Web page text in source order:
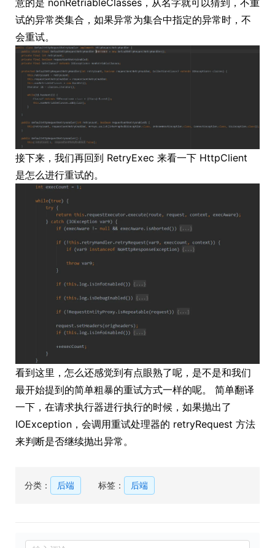
试的异常类集合，如果异常为集合中指定的异常时，不
会重试。
接下来，我们再回到 RetryExec 来看一下 HttpClient
是怎么进行重试的。
看到这里，怎么还感觉到有点眼熟了呢，是不是和我们
最开始提到的简单粗暴的重试方式一样的呢。 简单翻译
一下，在请求执行器进行执行的时候，如果抛出了
IOException，会调用重试处理器的 retryRequest 方法
来判断是否继续抛出异常。
分类： 后端 标签： 后端